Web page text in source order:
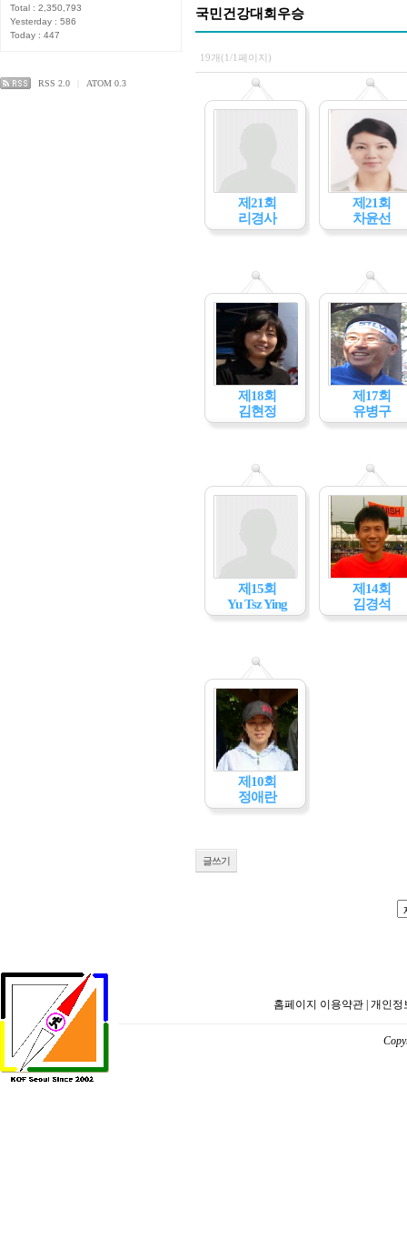
Total : 2,350,793
Yesterday : 586
Today : 447
RSS 2.0 ATOM 0.3
국민건강대회우승
19개(1/1페이지)
제21회
리경사
제21회
차윤선
제18회
김현정
제17회
유병구
제15회
Yu Tsz Ying
제14회
김경석
제10회
정애란
글쓰기
홈페이지 이용약관 | 개인정